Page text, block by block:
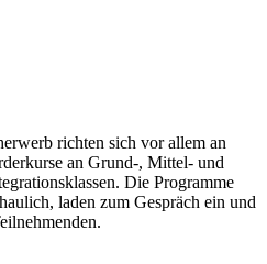
richten sich vor allem an
an Grund-, Mittel- und
Die Programme
laden zum Gespräch ein und